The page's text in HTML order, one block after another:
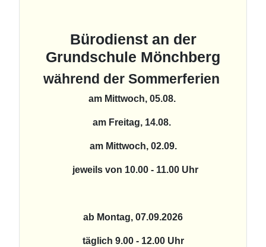
Bürodienst an der
Grundschule Mönchberg
während der Sommerferien
am Mittwoch, 05.08.
am Freitag, 14.08.
am Mittwoch, 02.09.
jeweils von 10.00 - 11.00 Uhr
ab Montag, 07.09.2026
täglich 9.00 - 12.00 Uhr